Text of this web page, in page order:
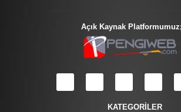
Açık Kaynak Platformumuz;
KATEGORİLER